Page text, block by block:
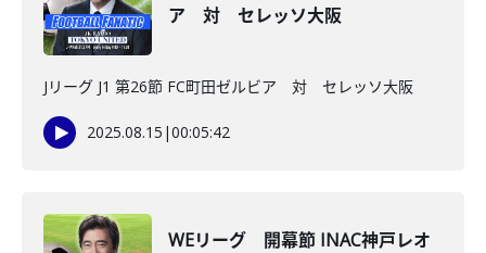
ア 対 セレッソ大阪
Jリーグ J1 第26節 FC町田ゼルビア 対 セレッソ大阪
2025.08.15 |00:05:42
WEリーグ 開幕節 INAC神戸レオ